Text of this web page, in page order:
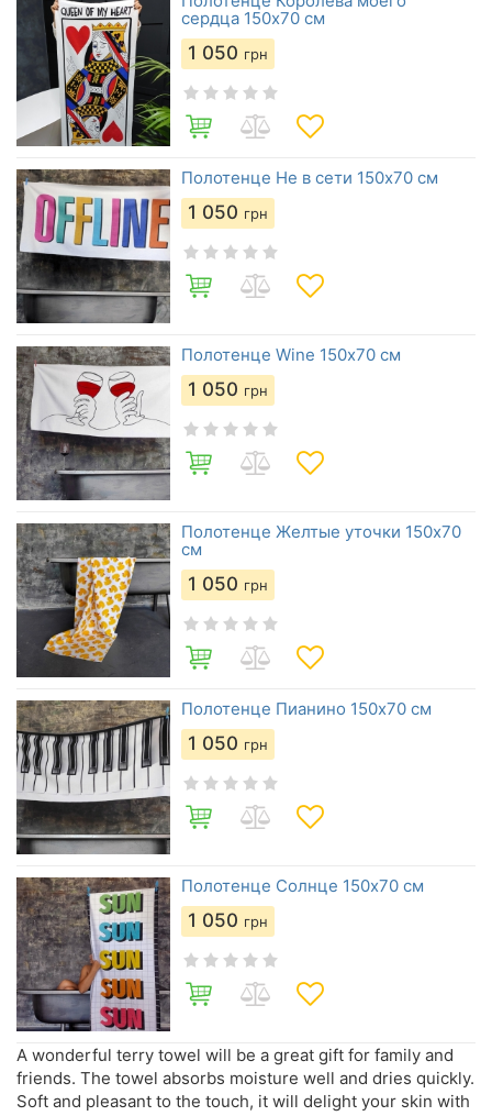
сердца 150х70 см
1 050 грн
Полотенце Не в сети 150х70 см
1 050 грн
Полотенце Wine 150х70 см
1 050 грн
Полотенце Желтые уточки 150х70
см
1 050 грн
Полотенце Пианино 150х70 см
1 050 грн
Полотенце Солнце 150х70 см
1 050 грн
A wonderful terry towel will be a great gift for family and
friends. The towel absorbs moisture well and dries quickly.
Soft and pleasant to the touch, it will delight your skin with